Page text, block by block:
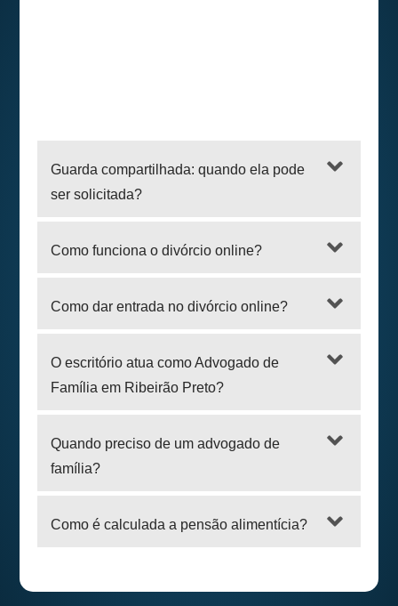
Guarda compartilhada: quando ela pode
ser solicitada?
Como funciona o divórcio online?
Como dar entrada no divórcio online?
O escritório atua como Advogado de
Família em Ribeirão Preto?
Quando preciso de um advogado de
família?
Como é calculada a pensão alimentícia?